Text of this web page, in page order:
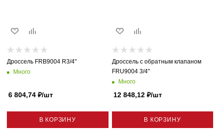
Дроссель FRB9004 R3/4"
Много
6 804,74 ₽/шт
В КОРЗИНУ
Дроссель с обратным клапаном
FRU9004 3/4"
Много
12 848,12₽/шт
В КОРЗИНУ